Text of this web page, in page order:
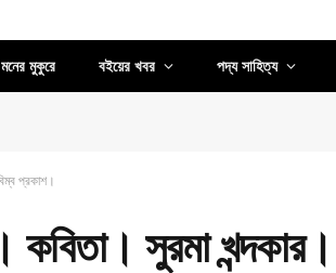
মনের মুকুরে বইয়ের খবর পদ্য সাহিত্য
প্রকাশ।
কবিতা। সুরমা